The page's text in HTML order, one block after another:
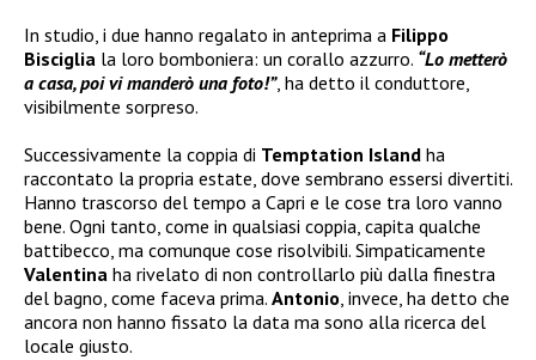
In studio, i due hanno regalato in anteprima a Filippo
Bisciglia la loro bomboniera: un corallo azzurro. “Lo metterò
a casa, poi vi manderò una foto!”, ha detto il conduttore,
visibilmente sorpreso.
Successivamente la coppia di Temptation Island ha
raccontato la propria estate, dove sembrano essersi divertiti.
Hanno trascorso del tempo a Capri e le cose tra loro vanno
bene. Ogni tanto, come in qualsiasi coppia, capita qualche
battibecco, ma comunque cose risolvibili. Simpaticamente
Valentina ha rivelato di non controllarlo più dalla finestra
del bagno, come faceva prima. Antonio, invece, ha detto che
ancora non hanno fissato la data ma sono alla ricerca del
locale giusto.